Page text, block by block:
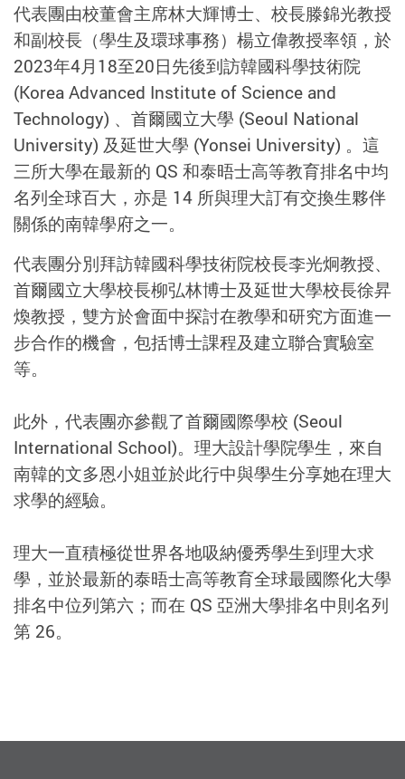
代表團由校董會主席林大輝博士、校長滕錦光教授
和副校長（學生及環球事務）楊立偉教授率領，於
2023年4月18至20日先後到訪韓國科學技術院
(Korea Advanced Institute of Science and
Technology) 、首爾國立大學 (Seoul National
University) 及延世大學 (Yonsei University) 。這
三所大學在最新的 QS 和泰晤士高等教育排名中均
名列全球百大，亦是 14 所與理大訂有交換生夥伴
關係的南韓學府之一。
代表團分別拜訪韓國科學技術院校長李光炯教授、
首爾國立大學校長柳弘林博士及延世大學校長徐昇
煥教授，雙方於會面中探討在教學和研究方面進一
步合作的機會，包括博士課程及建立聯合實驗室
等。
此外，代表團亦參觀了首爾國際學校 (Seoul
International School)。理大設計學院學生，來自
南韓的文多恩小姐並於此行中與學生分享她在理大
求學的經驗。
理大一直積極從世界各地吸納優秀學生到理大求
學，並於最新的泰晤士高等教育全球最國際化大學
排名中位列第六；而在 QS 亞洲大學排名中則名列
第 26。